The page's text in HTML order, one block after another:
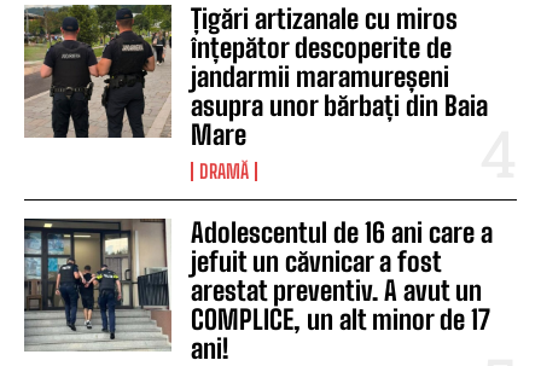
Țigări artizanale cu miros
înțepător descoperite de
jandarmii maramureșeni
asupra unor bărbați din Baia
Mare
DRAMĂ
Adolescentul de 16 ani care a
jefuit un căvnicar a fost
arestat preventiv. A avut un
COMPLICE, un alt minor de 17
ani!